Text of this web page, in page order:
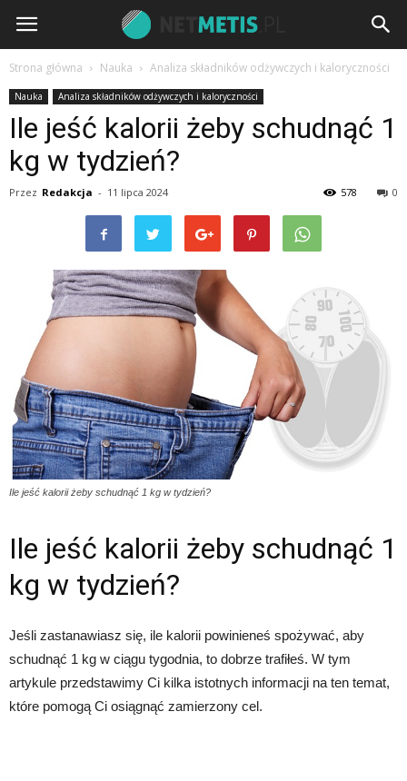
Strona główna Nauka Analiza składników odżywczych i kaloryczności
Nauka Analiza składników odżywczych i kaloryczności
Ile jeść kalorii żeby schudnąć 1
kg w tydzień?
Przez Redakcja - 11 lipca 2024 0
578
Ile jeść kalorii żeby schudnąć 1 kg w tydzień?
Ile jeść kalorii żeby schudnąć 1
kg w tydzień?
Jeśli zastanawiasz się, ile kalorii powinieneś spożywać, aby
schudnąć 1 kg w ciągu tygodnia, to dobrze trafiłeś. W tym
artykule przedstawimy Ci kilka istotnych informacji na ten temat,
które pomogą Ci osiągnąć zamierzony cel.